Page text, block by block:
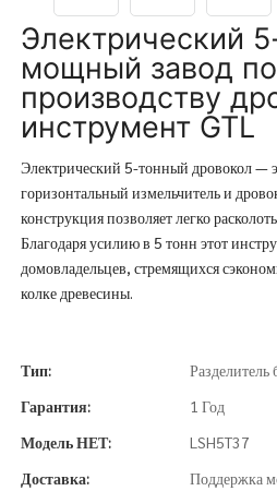
Электрический
мощный завод по
производству
инструмент GTL
Электрический 5-тонный дровокол
горизонтальный измельчитель и
конструкция позволяет легко
Благодаря усилию в 5 тонн этот
домовладельцев, стремящихся
колке древесины.
Тип:
Разделитель
Гарантия:
1 Год
Модель НЕТ:
LSH5T37
Доставка:
Поддержка